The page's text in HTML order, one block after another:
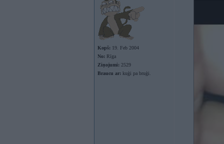
Kopš: 19. Feb 2004
No: Rīga
Ziņojumi: 2529
Braucu ar: kuģi pa bruģi.